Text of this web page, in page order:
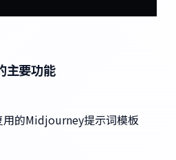
要功能
用的Midjourney提示词模板